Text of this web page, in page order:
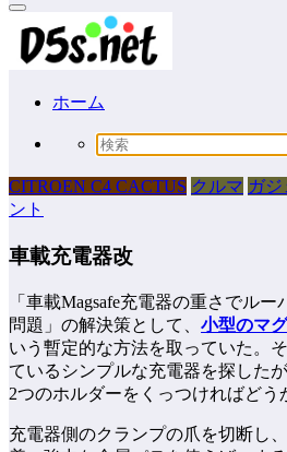
ホーム
CITROEN C4 CACTUS クルマ ガジ
ント
車載充電器改
「車載Magsafe充電器の重さでル
問題」の解決策として、 小型のマ
いう暫定的な方法を取っていた。
ているシンプルな充電器を探した
2つのホルダーをくっつければどう
充電器側のクランプの爪を切断し